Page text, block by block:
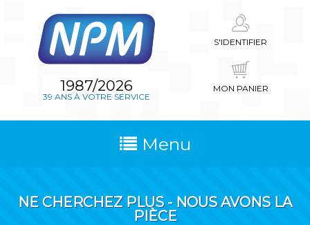
1987/2026
39 ANS À VOTRE SERVICE
S'IDENTIFIER
MON PANIER
Menu
NE CHERCHEZ PLUS - NOUS AVONS LA
PIÈCE